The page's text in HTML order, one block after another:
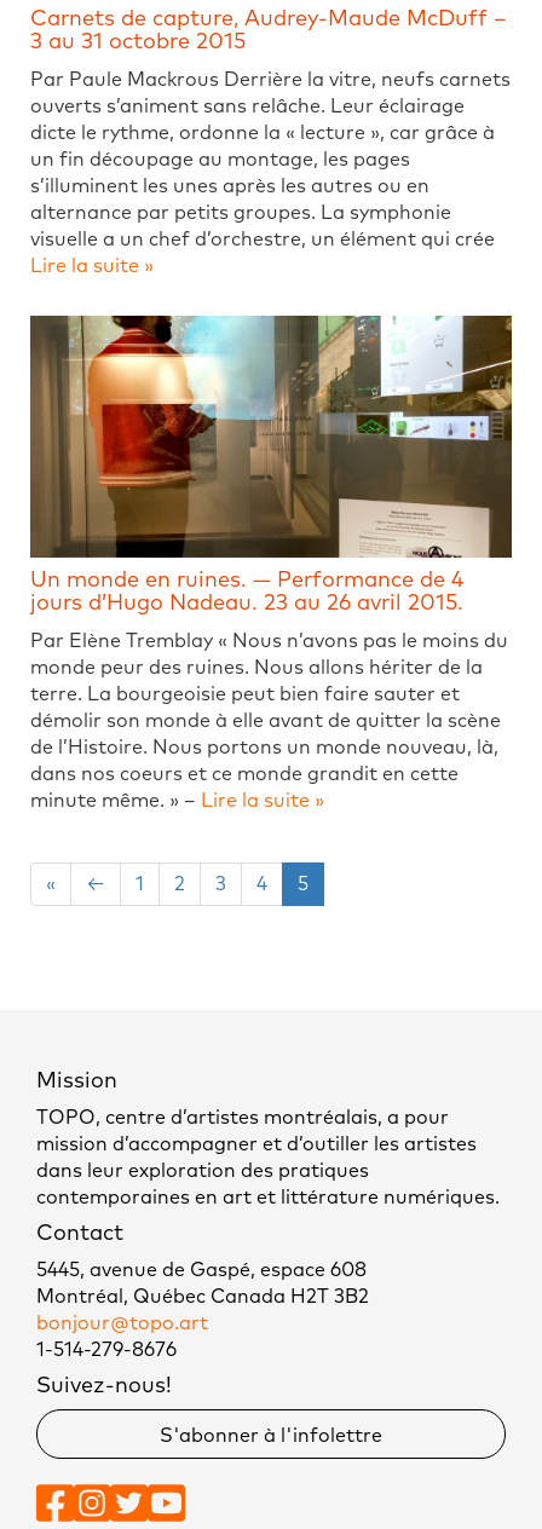
Carnets de capture, Audrey-Maude McDuff –
3 au 31 octobre 2015
Par Paule Mackrous Derrière la vitre, neufs carnets
ouverts s’animent sans relâche. Leur éclairage
dicte le rythme, ordonne la « lecture », car grâce à
un fin découpage au montage, les pages
s’illuminent les unes après les autres ou en
alternance par petits groupes. La symphonie
visuelle a un chef d’orchestre, un élément qui crée
Lire la suite »
Un monde en ruines. — Performance de 4
jours d’Hugo Nadeau. 23 au 26 avril 2015.
Par Elène Tremblay « Nous n’avons pas le moins du
monde peur des ruines. Nous allons hériter de la
terre. La bourgeoisie peut bien faire sauter et
démolir son monde à elle avant de quitter la scène
de l’Histoire. Nous portons un monde nouveau, là,
dans nos coeurs et ce monde grandit en cette
minute même. » – Lire la suite »
« ← 1 2 3 4 5
Mission
TOPO, centre d’artistes montréalais, a pour
mission d’accompagner et d’outiller les artistes
dans leur exploration des pratiques
contemporaines en art et littérature numériques.
Contact
5445, avenue de Gaspé, espace 608
Montréal, Québec Canada H2T 3B2
bonjour@topo.art
1-514-279-8676
Suivez-nous!
S'abonner à l'infolettre